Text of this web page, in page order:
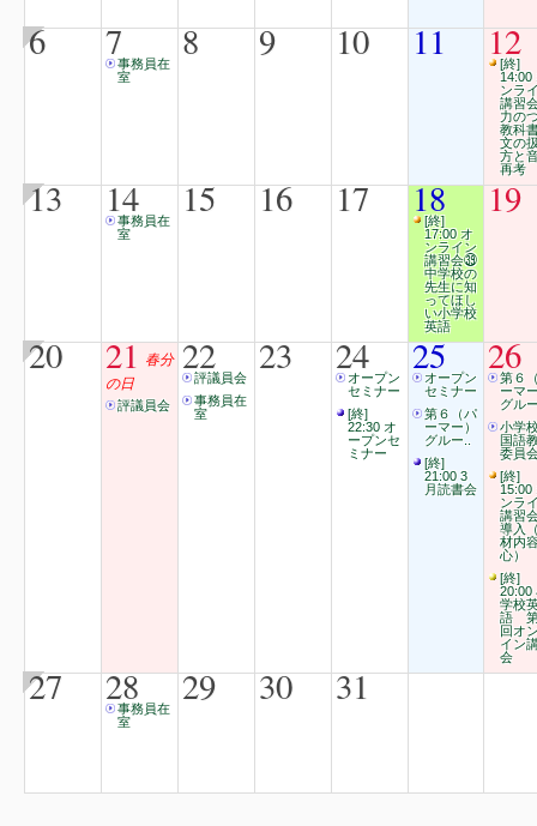
6 7事務員在
室
8 9 10 11 12
[終]
14:00
ンラ
講習
力の
教科
文の
方と
再考
13 14
事務員在
室
15 16 17 18
[終]
17:00 オ
ンライン
講習会㊴
中学校の
先生に知
ってほし
い小学校
英語
19
20 21 春分
の日
評議員会
22
評議員会
事務員在
室
23 24
オープン
セミナー
[終]
22:30 オ
ープンセ
ミナー
25
オープン
セミナー
第６（パ
ーマー）
グルー..
[終]
21:00 3
月読書会
26
第６
ーマ
グル
小学
国語
委員
[終]
15:00
ンラ
講習
導入
材内
心）
[終]
20:00
学校
語
回オ
イン
会
27 28
事務員在
室
29 30 31